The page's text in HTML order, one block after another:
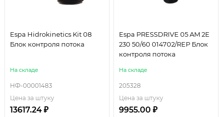
Espa Hidrokinetics Kit 08
Блок контроля потока
На складе
НФ-00001483
Цена за штуку
13617.24 ₽
Espa PRESSDRIVE 05 AM 2E
230 50/60 014702/REP Блок
контроля потока
На складе
205328
Цена за штуку
9955.00 ₽